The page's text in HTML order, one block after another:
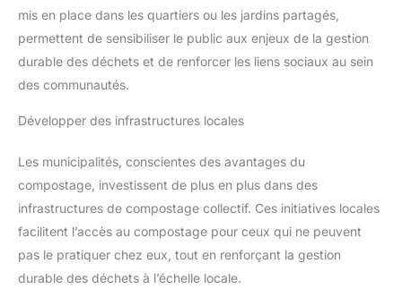
mis en place dans les quartiers ou les jardins partagés,
permettent de sensibiliser le public aux enjeux de la gestion
durable des déchets et de renforcer les liens sociaux au sein
des communautés.
Développer des infrastructures locales
Les municipalités, conscientes des avantages du
compostage, investissent de plus en plus dans des
infrastructures de compostage collectif. Ces initiatives locales
facilitent l’accès au compostage pour ceux qui ne peuvent
pas le pratiquer chez eux, tout en renforçant la gestion
durable des déchets à l’échelle locale.